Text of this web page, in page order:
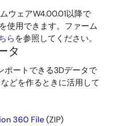
ウェアW4.00.01以降で
使用できます。ファーム
らを参照してください。
タ
ートできる3Dデータで
どを作るときに活用して
360 File(ZIP)